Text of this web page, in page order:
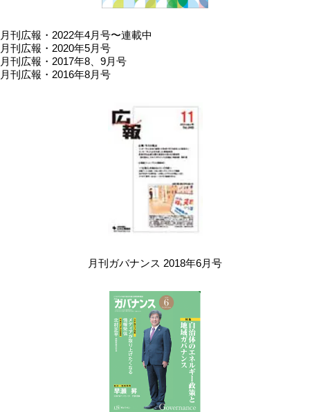
月刊広報・2022年4月号〜連載中
月刊広報・2020年5月号
月刊広報・2017年8、9月号
月刊広報・2016年8月号
月刊ガバナンス 2018年6月号